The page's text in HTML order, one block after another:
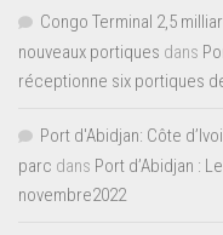
Congo Terminal 2,5
nouveaux portiques dans
réceptionne six portiques
Port d'Abidjan: Côte
parc dans Port d’Abidjan :
novembre2022